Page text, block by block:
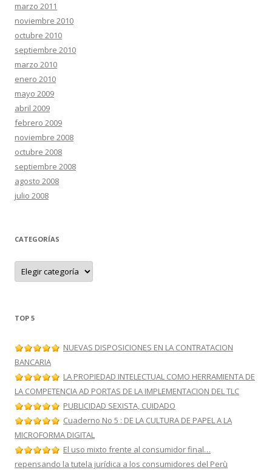
marzo 2011
noviembre 2010
octubre 2010
septiembre 2010
marzo 2010
enero 2010
mayo 2009
abril 2009
febrero 2009
noviembre 2008
octubre 2008
septiembre 2008
agosto 2008
julio 2008
CATEGORÍAS
C
t
r
s
TOP 5
NUEVAS DISPOSICIONES EN LA CONTRATACION
BANCARIA
LA PROPIEDAD INTELECTUAL COMO HERRAMIENTA DE
LA COMPETENCIA AD PORTAS DE LA IMPLEMENTACION DEL TLC
PUBLICIDAD SEXISTA, CUIDADO
Cuaderno No 5 : DE LA CULTURA DE PAPEL A LA
MICROFORMA DIGITAL
El uso mixto frente al consumidor final…
repensando la tutela jurídica a los consumidores del Perù